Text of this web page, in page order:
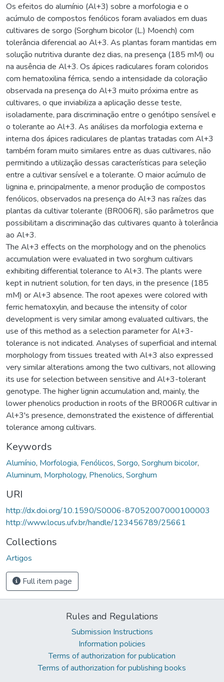
Os efeitos do alumínio (Al+3) sobre a morfologia e o
acúmulo de compostos fenólicos foram avaliados em duas
cultivares de sorgo (Sorghum bicolor (L.) Moench) com
tolerância diferencial ao Al+3. As plantas foram mantidas em
solução nutritiva durante dez dias, na presença (185 mM) ou
na ausência de Al+3. Os ápices radiculares foram coloridos
com hematoxilina férrica, sendo a intensidade da coloração
observada na presença do Al+3 muito próxima entre as
cultivares, o que inviabiliza a aplicação desse teste,
isoladamente, para discriminação entre o genótipo sensível e
o tolerante ao Al+3. As análises da morfologia externa e
interna dos ápices radiculares de plantas tratadas com Al+3
também foram muito similares entre as duas cultivares, não
permitindo a utilização dessas características para seleção
entre a cultivar sensível e a tolerante. O maior acúmulo de
lignina e, principalmente, a menor produção de compostos
fenólicos, observados na presença do Al+3 nas raízes das
plantas da cultivar tolerante (BR006R), são parâmetros que
possibilitam a discriminação das cultivares quanto à tolerância
ao Al+3.
The Al+3 effects on the morphology and on the phenolics
accumulation were evaluated in two sorghum cultivars
exhibiting differential tolerance to Al+3. The plants were
kept in nutrient solution, for ten days, in the presence (185
mM) or Al+3 absence. The root apexes were colored with
ferric hematoxylin, and because the intensity of color
development is very similar among evaluated cultivars, the
use of this method as a selection parameter for Al+3-
tolerance is not indicated. Analyses of superficial and internal
morphology from tissues treated with Al+3 also expressed
very similar alterations among the two cultivars, not allowing
its use for selection between sensitive and Al+3-tolerant
genotype. The higher lignin accumulation and, mainly, the
lower phenolics production in roots of the BR006R cultivar in
Al+3's presence, demonstrated the existence of differential
tolerance among cultivars.
Keywords
Alumínio, Morfologia, Fenólicos, Sorgo, Sorghum bicolor,
Aluminum, Morphology, Phenolics, Sorghum
URI
http://dx.doi.org/10.1590/S0006-87052007000100003
http://www.locus.ufv.br/handle/123456789/25661
Collections
Artigos
Full item page
Rules and Regulations
Submission Instructions
Information policies
Terms of authorization for publication
Terms of authorization for publishing books